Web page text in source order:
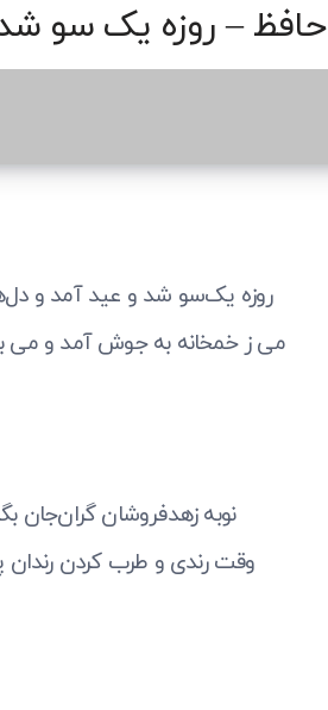
متن غزل ۲۰ حافظ – روزه یک
روزه یک‌سو شد و عید آمد و
می ز خمخانه به جوش آمد و می
نوبه زهدفروشان گران‌جان
وقت رندی و طرب کردن